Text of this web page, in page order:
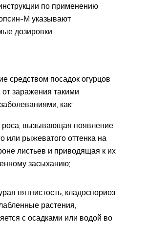
по применению
М указывают
дозировки.
средством посадок огурцов
заражения такими
как:
роса, вызывающая появление
или рыжеватого оттенка на
листьев и приводящая к их
засыханию;
пятнистость, кладоспориоз,
растения,
с осадками или водой во